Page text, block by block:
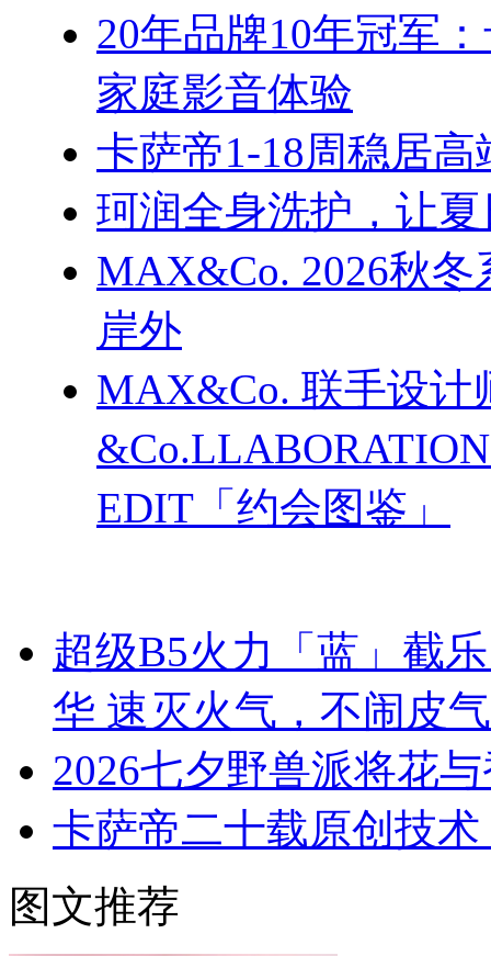
20年品牌10年冠军
家庭影音体验
卡萨帝1-18周稳居
珂润全身洗护，让
MAX&Co. 2026秋
岸外
MAX&Co. 联手设计
EDIT「约会图鉴」
超级B5火力「蓝」截
华 速灭火气，不闹皮气
2026七夕野兽派将花
卡萨帝二十载原创技
图文推荐